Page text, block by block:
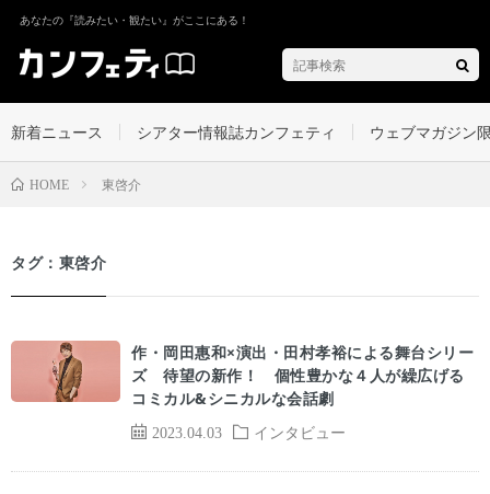
あなたの『読みたい・観たい』がここにある！
新着ニュース シアター情報誌カンフェティ ウェブマガジン
HOME 東啓介
タグ：東啓介
2023.04.03 インタビュー
作・岡田惠和×演出・田村孝裕による舞台シリー
ズ 待望の新作！ 個性豊かな４人が繰広げる
コミカル&シニカルな会話劇